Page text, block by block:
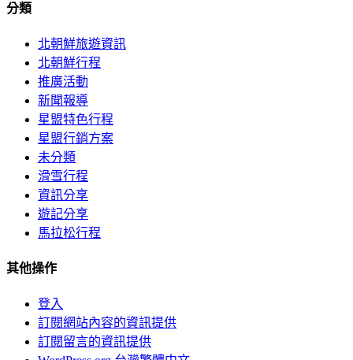
分類
北朝鮮旅遊資訊
北朝鮮行程
推廣活動
新聞報導
星盟特色行程
星盟行銷方案
未分類
滑雪行程
資訊分享
遊記分享
馬拉松行程
其他操作
登入
訂閱網站內容的資訊提供
訂閱留言的資訊提供